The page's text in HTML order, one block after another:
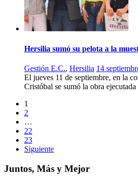
Hersilia sumó su pelota a la
Gestión E.C., Hersilia 14
El jueves 11 de septiembre, en la
Cristóbal se sumó la obra ejecutada
1
2
…
22
23
Siguiente
Juntos, Más y Mejor